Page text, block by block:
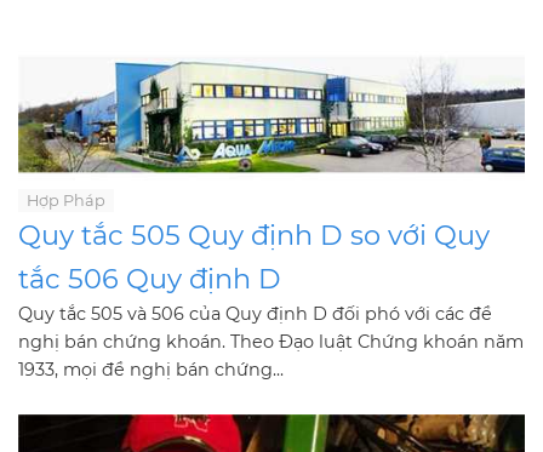
Hợp Pháp
Quy tắc 505 Quy định D so với Quy
tắc 506 Quy định D
Quy tắc 505 và 506 của Quy định D đối phó với các đề
nghị bán chứng khoán. Theo Đạo luật Chứng khoán năm
1933, mọi đề nghị bán chứng...